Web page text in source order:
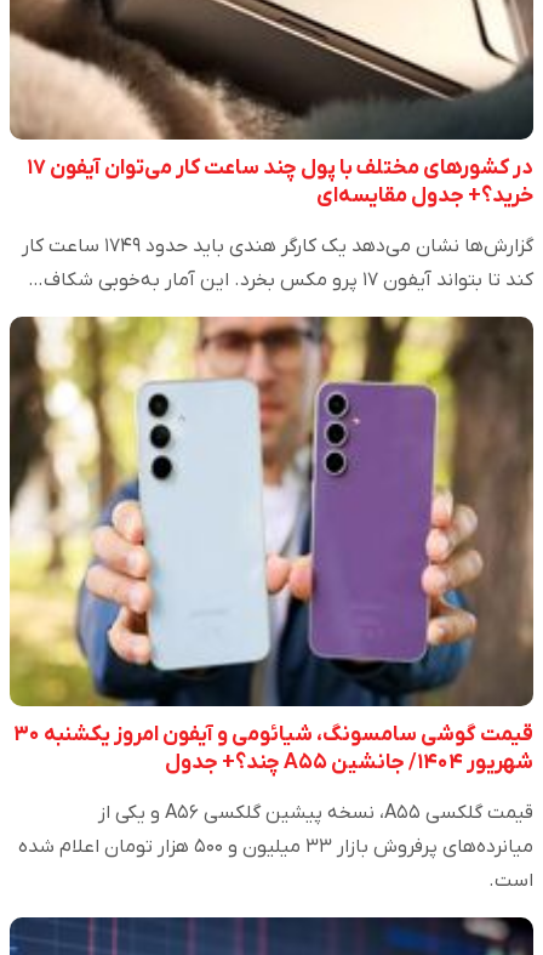
در کشور‌های مختلف با پول چند ساعت کار می‌توان آیفون ۱۷
خرید؟+ جدول مقایسه‌ای
گزارش‌ها نشان می‌دهد یک کارگر هندی باید حدود ۱۷۴۹ ساعت کار
کند تا بتواند آیفون ۱۷ پرو مکس بخرد. این آمار به‌خوبی شکاف…
قیمت گوشی سامسونگ، شیائومی و آیفون امروز یکشنبه ۳۰
شهریور ۱۴۰۴/ جانشین A۵۵ چند؟+ جدول
قیمت گلکسی A۵۵، نسخه پیشین گلکسی A۵۶ و یکی از
میانرده‌های پرفروش بازار ۳۳ میلیون و ۵۰۰ هزار تومان اعلام شده
است.